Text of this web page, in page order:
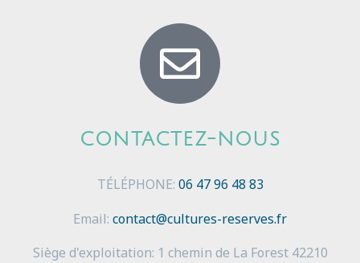
Vésicules résorbées de brochet
CONTACTEZ-NOUS
TÉLÉPHONE: 06 47 96 48 83
Email: contact@cultures-reserves.fr
Siège d'exploitation: 1 chemin de La Forest 42210